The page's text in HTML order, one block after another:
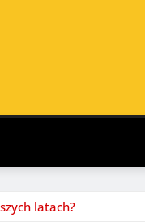
latach?